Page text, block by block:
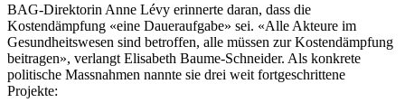
BAG-Direktorin Anne Lévy erinnerte daran, dass die
Kostendämpfung «eine Daueraufgabe» sei. «Alle Akteure im
Gesundheitswesen sind betroffen, alle müssen zur Kostendämpfung
beitragen», verlangt Elisabeth Baume-Schneider. Als konkrete
politische Massnahmen nannte sie drei weit fortgeschrittene
Projekte: